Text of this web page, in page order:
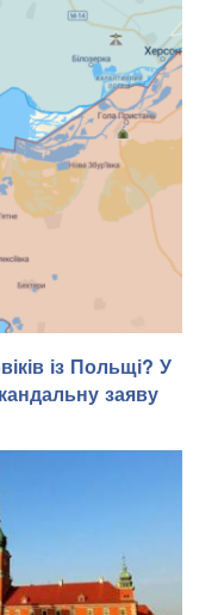
військ на
За даними
вогневим контролем,
через брак
із Польщі? У
заяву